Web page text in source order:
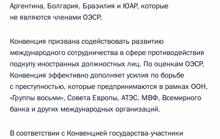
Аргентина, Болгария, Бразилия и ЮАР, которые
не являются членами ОЭСР.
Конвенция призвана содействовать развитию
международного сотрудничества в сфере противодействия
подкупу иностранных должностных лиц. По оценкам ОЭСР,
Конвенция эффективно дополняет усилия по борьбе
с преступностью, которые предпринимаются в рамках ООН,
«Группы восьми», Совета Европы, АТЭС, МВФ, Всемирного
банка и других международных организаций.
В соответствии с Конвенцией государства-участники